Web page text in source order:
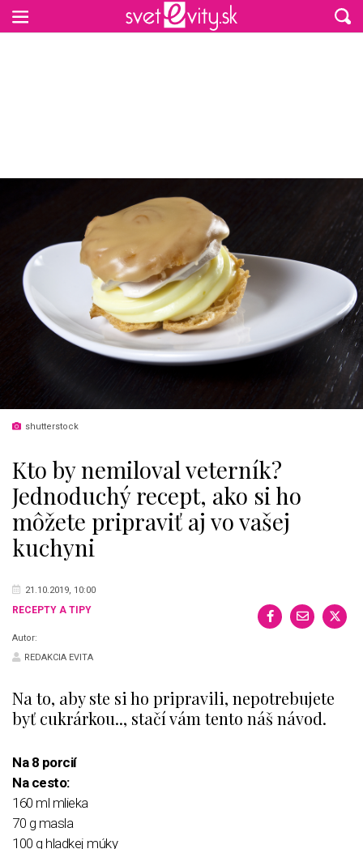
shutterstock
Kto by nemiloval veterník?
Jednoduchý recept, ako si ho
môžete pripraviť aj vo vašej
kuchyni
21.10.2019, 10:00
RECEPTY A TIPY
Autor:
REDAKCIA EVITA
Na to, aby ste si ho pripravili, nepotrebujete
byť cukrárkou.., stačí vám tento náš návod.
Na 8 porcií
Na cesto:
160 ml mlieka
70 g masla
100 g hladkej múky